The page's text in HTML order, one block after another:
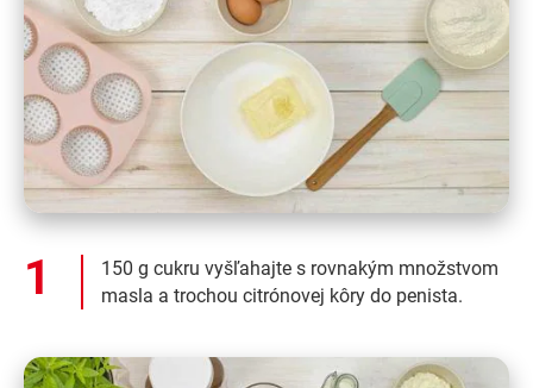
150 g cukru vyšľahajte s rovnakým množstvom
masla a trochou citrónovej kôry do penista.